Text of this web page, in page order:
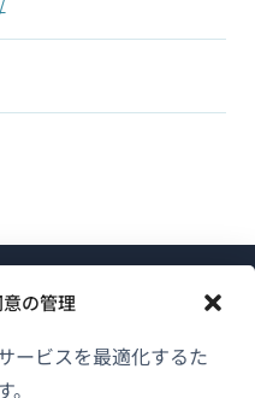
の管理
ービスを最適化するた